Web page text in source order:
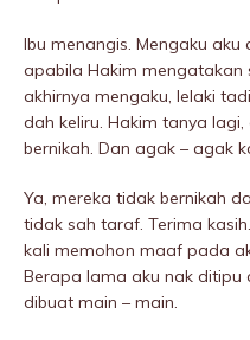
Ibu menangis. Mengaku aku
apabila Hakim mengatakan
akhirnya mengaku, lelaki
dah keliru. Hakim tanya
bernikah. Dan agak – agak
Ya, mereka tidak bernikah
tidak sah taraf. Terima
kali memohon maaf pada
Berapa lama aku nak ditipu
dibuat main – main.